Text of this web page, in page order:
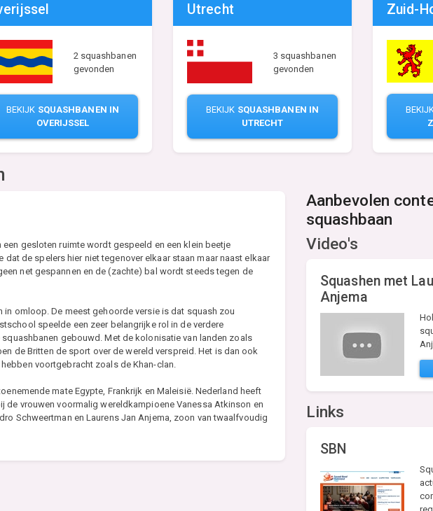
2 squashbanen
gevonden
BEKIJK SQUASHBANEN IN
OVERIJSSEL
Utrecht
3 squashbanen
gevonden
BEKIJK SQUASHBANEN IN
UTRECHT
Zuid-
gesloten ruimte wordt gespeeld en een klein beetje
de spelers hier niet tegenover elkaar staan maar naast elkaar
net gespannen en de (zachte) bal wordt steeds tegen de
in omloop. De meest gehoorde versie is dat squash zou
speelde een zeer belangrijke rol in de verdere
gebouwd. Met de kolonisatie van landen zoals
de Britten de sport over de wereld verspreid. Het is dan ook
voortgebracht zoals de Khan-clan.
mate Egypte, Frankrijk en Maleisië. Nederland heeft
de vrouwen voormalig wereldkampioene Vanessa Atkinson en
Schweertman en Laurens Jan Anjema, zoon van twaalfvoudig
Aanbevolen
squashbaan
Video's
Squashen met
Anjema
Links
SBN